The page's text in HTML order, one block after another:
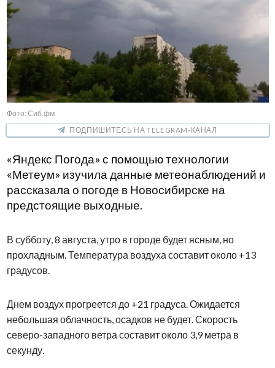
Фото: Сиб.фм
ПОДПИШИТЕСЬ НА TELEGRAM-КАНАЛ
«Яндекс Погода» с помощью технологии
«Метеум» изучила данные метеонаблюдений и
рассказала о погоде в Новосибирске на
предстоящие выходные.
В субботу, 8 августа, утро в городе будет ясным, но
прохладным. Температура воздуха составит около +13
градусов.
Днем воздух прогреется до +21 градуса. Ожидается
небольшая облачность, осадков не будет. Скорость
северо-западного ветра составит около 3,9 метра в
секунду.